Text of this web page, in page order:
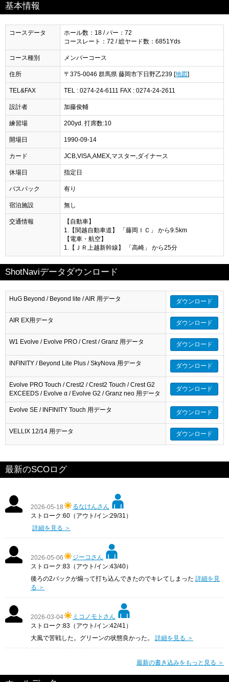
基本情報
コースデータ
ホール数：18 / パー：72
コースレート：72 / 総ヤード数：6851Yds
コース種別 メンバーコース
住所 〒375-0046 群馬県 藤岡市下日野乙239 [地図]
TEL&FAX TEL : 0274-24-6111 FAX : 0274-24-2611
設計者 加藤俊輔
練習場 200yd. 打席数:10
開場日 1990-09-14
カード JCB,VISA,AMEX,マスター,ダイナース
休場日 指定日
バスパック 有り
宿泊施設 無し
交通情報
【自動車】
1.【関越自動車道】 「藤岡ＩＣ」 から9.5km
【電車・航空】
1.【ＪＲ上越新幹線】 「高崎」 から25分
ShotNaviデータダウンロード
HuG Beyond / Beyond lite / AIR 用データ ダウンロード
AIR EX用データ ダウンロード
W1 Evolve / Evolve PRO / Crest / Granz 用データ ダウンロード
INFINITY / Beyond Lite Plus / SkyNova 用データ ダウンロード
Evolve PRO Touch / Crest2 / Crest2 Touch / Crest G2
EXCEEDS / Evolve α / Evolve G2 / Granz neo 用データ
ダウンロード
Evolve SE / INFINITY Touch 用データ ダウンロード
VELLIX 12/14 用データ ダウンロード
最新のSCOログ
2026-05-18
るなけんさん
ストローク:60（アウト/イン:29/31）
詳細を見る ＞
2026-05-06
ジーコさん
ストローク:83（アウト/イン:43/40）
後ろの2バックが煽って打ち込んできたのでキレてしまった 詳細を見
る ＞
2026-03-04
ミコノモトさん
ストローク:83（アウト/イン:42/41）
大風で苦戦した。グリーンの状態良かった。 詳細を見る ＞
最新の書き込みをもっと見る ＞